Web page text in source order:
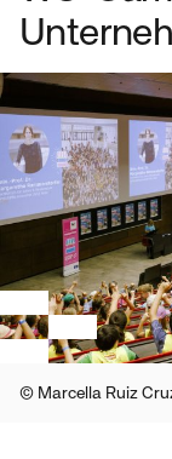
© Marcella Ruiz